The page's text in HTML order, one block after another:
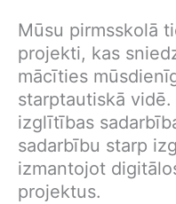
Mūsu pirmsskolā
projekti, kas
mācīties
starptautiskā
izglītības
sadarbību starp
izmantojot
projektus.